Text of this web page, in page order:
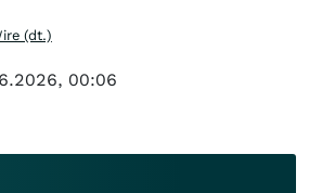
(dt.)
00:06